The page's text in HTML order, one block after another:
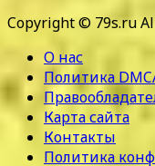
Copyright © 79s.ru
О нас
Политика
Карта сайта
Контакты
Политика